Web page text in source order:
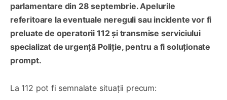
parlamentare din 28 septembrie. Apelurile
referitoare la eventuale nereguli sau incidente vor fi
preluate de operatorii 112 și transmise serviciului
specializat de urgență Poliție, pentru a fi soluționate
prompt.
La 112 pot fi semnalate situații precum: